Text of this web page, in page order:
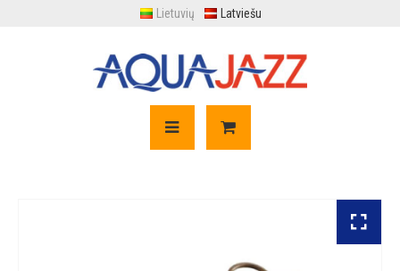
Lietuvių Latviešu